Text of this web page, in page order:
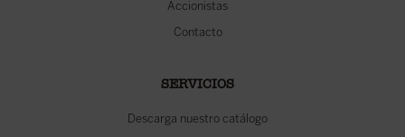
Accionistas
Contacto
SERVICIOS
Descarga nuestro catálogo